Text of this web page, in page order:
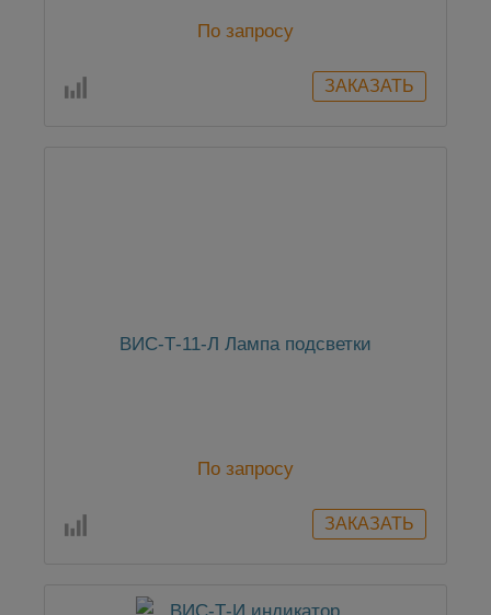
По запросу
ВИС-Т-11-Л Лампа подсветки
По запросу